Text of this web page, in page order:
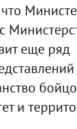
еще ряд
и